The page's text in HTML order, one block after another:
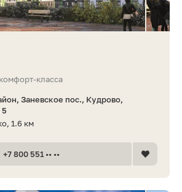
класса
Заневское пос., Кудрово,
5
1.6 км
+7 800 551 •• ••